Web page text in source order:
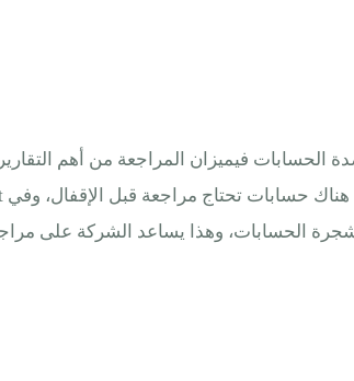
الحسابات فيميزان المراجعة من أهم
الحسابات، وهذا يساعد الشركة على